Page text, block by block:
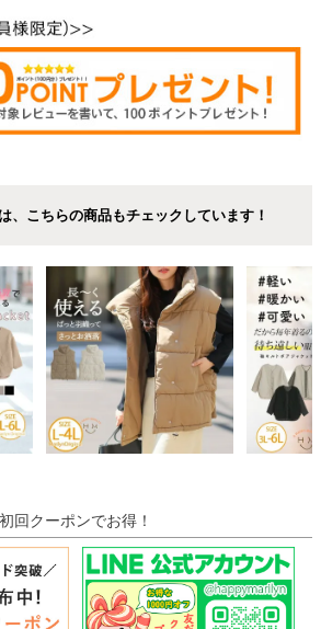
、こちらの商品もチェックしています！
初回クーポンでお得！